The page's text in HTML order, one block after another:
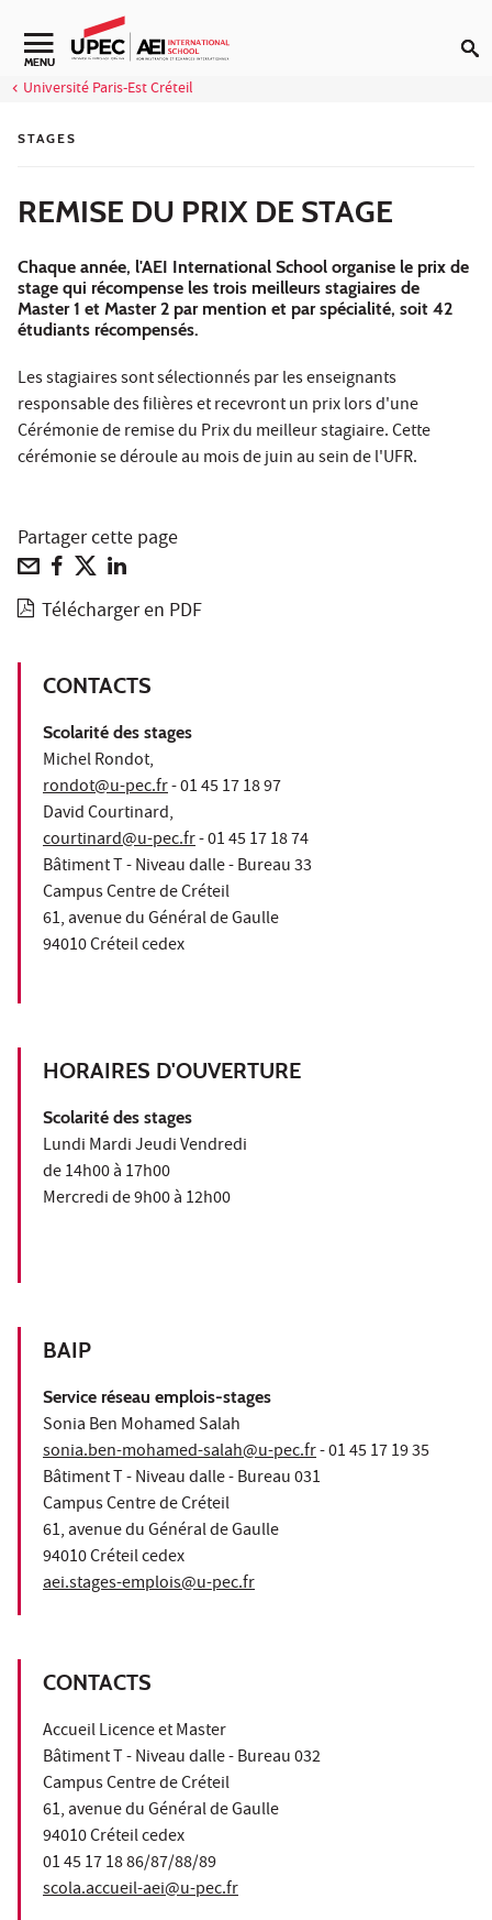
Aller au contenu
Navigation secondaire
MENU
Université Paris-Est Créteil
STAGES
REMISE DU PRIX DE STAGE
Chaque année, l'AEI International School organise le prix de
stage qui récompense les trois meilleurs stagiaires de
Master 1 et Master 2 par mention et par spécialité, soit 42
étudiants récompensés.
Les stagiaires sont sélectionnés par les enseignants
responsable des filières et recevront un prix lors d'une
Cérémonie de remise du Prix du meilleur stagiaire. Cette
cérémonie se déroule au mois de juin au sein de l'UFR.
Partager cette page
Télécharger en PDF
CONTACTS
Scolarité des stages
Michel Rondot,
rondot@u-pec.fr- 01 45 17 18 97
David Courtinard,
courtinard@u-pec.fr- 01 45 17 18 74
Bâtiment T - Niveau dalle - Bureau 33
Campus Centre de Créteil
61, avenue du Général de Gaulle
94010 Créteil cedex
HORAIRES D'OUVERTURE
Scolarité des stages
Lundi Mardi Jeudi Vendredi
de 14h00 à 17h00
Mercredi de 9h00 à 12h00
BAIP
Service réseau emplois-stages
Sonia Ben Mohamed Salah
sonia.ben-mohamed-salah@u-pec.fr- 01 45 17 19 35
Bâtiment T - Niveau dalle - Bureau 031
Campus Centre de Créteil
61, avenue du Général de Gaulle
94010 Créteil cedex
aei.stages-emplois@u-pec.fr
CONTACTS
Accueil Licence et Master
Bâtiment T - Niveau dalle - Bureau 032
Campus Centre de Créteil
61, avenue du Général de Gaulle
94010 Créteil cedex
01 45 17 18 86/87/88/89
scola.accueil-aei@u-pec.fr